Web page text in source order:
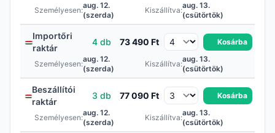
Személyesen:
aug. 12.
(szerda)
Kiszállítva:
aug. 13.
(csütörtök)
Importőri
raktár
4 db 73 490 Ft Kosárba
Személyesen:
aug. 12.
(szerda)
Kiszállítva:
aug. 13.
(csütörtök)
Beszállítói
raktár
3 db 77 090 Ft Kosárba
Személyesen:
aug. 12.
(szerda)
Kiszállítva:
aug. 13.
(csütörtök)